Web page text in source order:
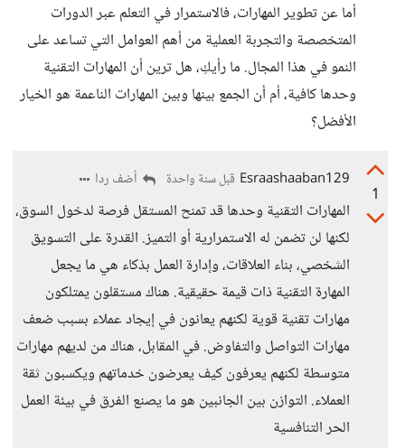
أما عن تطوير المهارات، فالاستمرار في التعلم عبر الدورات
المتخصصة والتجربة العملية من أهم العوامل التي تساعد على
النمو في هذا المجال. ما رأيكِ، هل ترين أن المهارات التقنية
وحدها كافية، أم أن الجمع بينها وبين المهارات الناعمة هو الخيار
الأفضل؟
1
Esraashaaban129 قبل سنة واحدة أضف ردا
المهارات التقنية وحدها قد تمنح المستقل فرصة لدخول السوق،
لكنها لن تضمن له الاستمرارية أو التميز. القدرة على التسويق
الشخصي، بناء العلاقات، وإدارة العمل بذكاء هي ما يجعل
المهارة التقنية ذات قيمة حقيقية. هناك مستقلون يمتلكون
مهارات تقنية قوية لكنهم يعانون في إيجاد عملاء بسبب ضعف
مهارات التواصل والتفاوض. في المقابل، هناك من لديهم مهارات
متوسطة لكنهم يعرفون كيف يعرضون خدماتهم ويكسبون ثقة
العملاء. التوازن بين الجانبين هو ما يصنع الفرق في بيئة العمل
الحر التنافسية